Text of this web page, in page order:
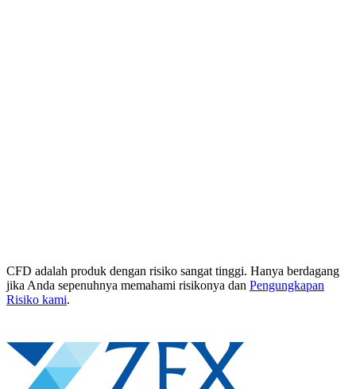
CFD adalah produk dengan risiko sangat tinggi. Hanya berdagang
jika Anda sepenuhnya memahami risikonya dan Pengungkapan
Risiko kami.